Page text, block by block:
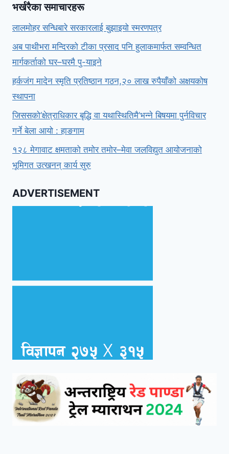
भर्खरैका समाचारहरू
लालमोहर सन्धिबारे सरकारलाई बुझाइयो स्मरणपत्र
अब पाथीभरा मन्दिरको टीका प्रसाद पनि हुलाकमार्फत सम्वन्धित
मार्गकर्ताको घर–घरमै पु-याइने
हर्कजंग मादेन स्मृति प्रतिष्ठान गठन,२० लाख रुपैयाँको अक्षयकोष
स्थापना
जिससको‘क्षेत्राधिकार बृद्धि वा यथास्थितिमै’भन्ने बिषयमा पुर्नविचार
गर्ने बेला आयो : हाङगाम
१२८ मेगावाट क्षमताको तमोर तमोर–मेवा जलविद्युत आयोजनाको
भूमिगत उत्खनन् कार्य सुरु
ADVERTISEMENT